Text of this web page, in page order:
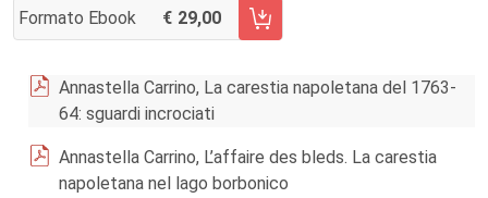
Formato Ebook 29,00
AGGIUNGI AL CARRELLO FASCICOLO 168/2020
Annastella Carrino, La carestia napoletana del 1763-
64: sguardi incrociati
Annastella Carrino, L’affaire des bleds. La carestia
napoletana nel lago borbonico